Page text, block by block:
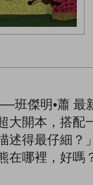
傑明•蕭 最
開本，搭配
得最仔細？
在哪裡，好嗎